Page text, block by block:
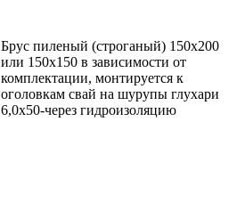
Брус пиленый (строганый) 150х200
или 150х150 в зависимости от
комплектации, монтируется к
оголовкам свай на шурупы глухари
6,0х50-через гидроизоляцию